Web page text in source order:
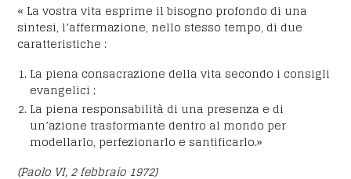
« La vostra vita esprime il bisogno profondo di una
sintesi, l’affermazione, nello stesso tempo, di due
caratteristiche :
La piena consacrazione della vita secondo i consigli
evangelici ;
La piena responsabilità di una presenza e di
un’azione trasformante dentro al mondo per
modellarlo, perfezionarlo e santificarlo.»
(Paolo VI, 2 febbraio 1972)